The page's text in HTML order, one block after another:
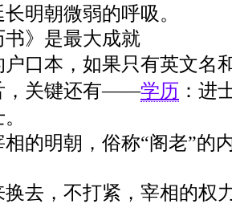
明朝微弱的呼吸。
》是最大成就
本，如果只有英文名
，关键还有——学历 ：进
明朝，俗称“阁老”的
，不打紧，宰相的权